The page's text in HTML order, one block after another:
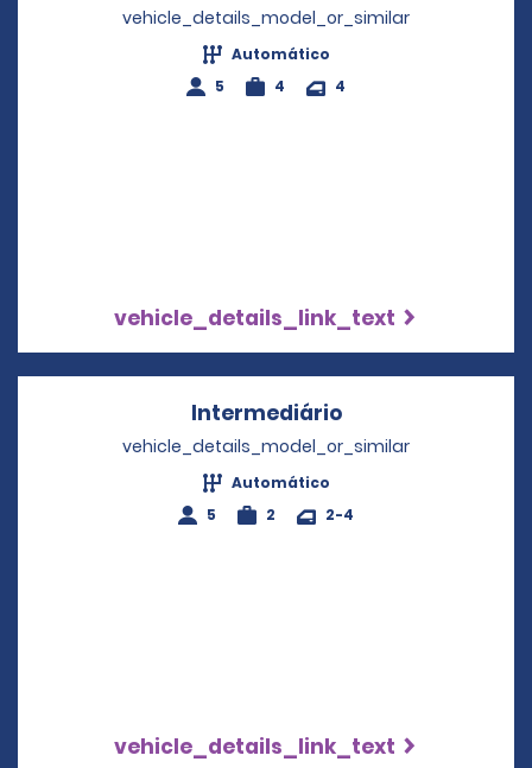
vehicle_details_model_or_similar
Automático
5
4 4
vehicle_details_link_text
IntermediárioOpens in a new
vehicle_details_model_or_similar
Automático
5
2 2-4
vehicle_details_link_text